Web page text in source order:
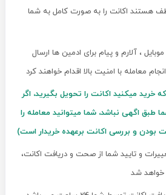
هستند اکانت را به صورت کامل به شما
، آلارم و پیام برای ادمین ها ارسال
معامله با امنیت بالا اقدام خواهند کرد
خرید میکنید اکانت را تحویل بگیرید، اگر
طبق اگهی نباشد، شما میتوانید معامله را
و بررسی اکانت برعهده خریدار است)
و تایید شما از صحت و دریافت اکانت،
خواهد شد